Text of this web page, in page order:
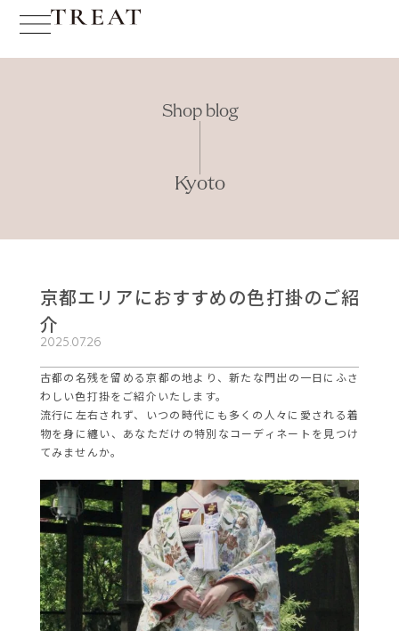
Shop blog
Kyoto
京都エリアにおすすめの色打掛のご紹
介
2025.07.26
古都の名残を留める京都の地より、新たな門出の一日にふさ
わしい色打掛をご紹介いたします。
流行に左右されず、いつの時代にも多くの人々に愛される着
物を身に纏い、あなただけの特別なコーディネートを見つけ
てみませんか。